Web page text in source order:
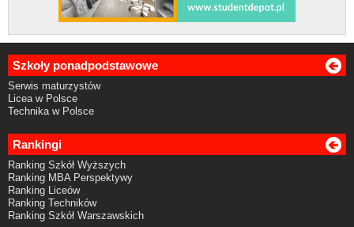
Szkoły ponadpodstawowe
Serwis maturzystów
Licea w Polsce
Technika w Polsce
Rankingi
Ranking Szkół Wyższych
Ranking MBA Perspektywy
Ranking Liceów
Ranking Techników
Ranking Szkół Warszawskich